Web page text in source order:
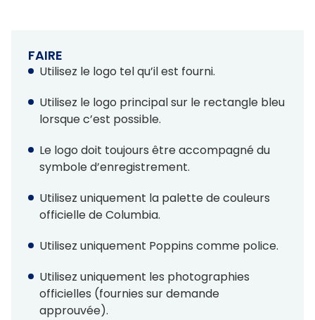
FAIRE
Utilisez le logo tel qu’il est fourni.
Utilisez le logo principal sur le rectangle bleu
lorsque c’est possible.
Le logo doit toujours être accompagné du
symbole d’enregistrement.
Utilisez uniquement la palette de couleurs
officielle de Columbia.
Utilisez uniquement Poppins comme police.
Utilisez uniquement les photographies
officielles (fournies sur demande
approuvée).